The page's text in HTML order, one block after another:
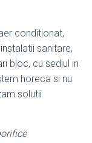
conditionat,
sanitare,
bloc, cu sediul in
horeca si nu
solutii